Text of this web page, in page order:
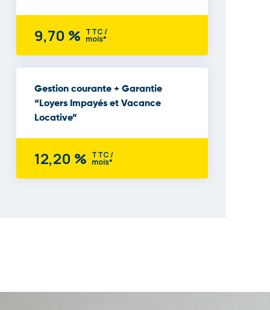
9,70 % TTC /
mois*
Gestion courante + Garantie
“Loyers Impayés et Vacance
Locative”
12,20 % TTC /
mois*